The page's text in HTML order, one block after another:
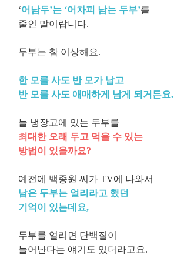
‘어남두’는 ‘어차피 남는 두부’를
줄인 말이랍니다.
두부는 참 이상해요.
한 모를 사도 반 모가 남고
반 모를 사도 애매하게 남게 되거든요.
늘 냉장고에 있는 두부를
최대한 오래 두고 먹을 수 있는
방법이 있을까요?
예전에 백종원 씨가 TV에 나와서
남은 두부는 얼리라고 했던
기억이 있는데요,
두부를 얼리면 단백질이
늘어난다는 얘기도 있더라고요.